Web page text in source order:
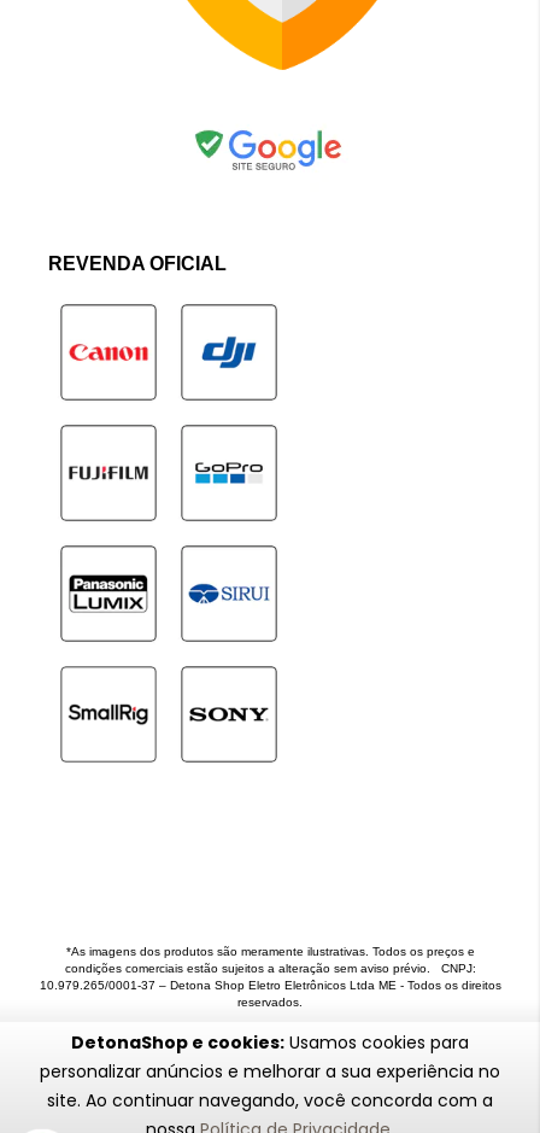
DetonaShop e cookies: Usamos cookies para
personalizar anúncios e melhorar a sua experiência no
site. Ao continuar navegando, você concorda com a
REVENDA OFICIAL
*As imagens dos produtos são meramente ilustrativas. Todos os preços e
condições comerciais estão sujeitos a alteração sem aviso prévio. CNPJ:
10.979.265/0001-37 – Detona Shop Eletro Eletrônicos Ltda ME - Todos os direitos
reservados.